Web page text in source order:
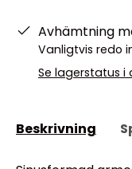
Avhämtning
Vanligtvis redo
Se lagerstatus i
Beskrivning